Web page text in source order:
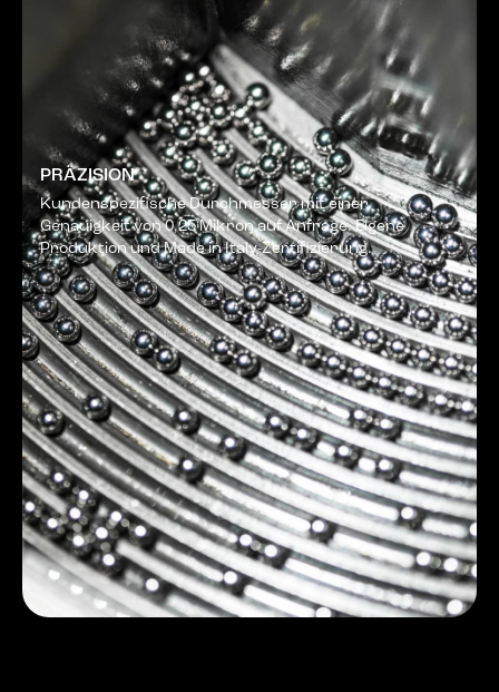
PRÄZISION
Kundenspezifische Durchmesser mit einer
Genauigkeit von 0,25 Mikron auf Anfrage. Eigene
Produktion und Made in Italy-Zertifizierung.